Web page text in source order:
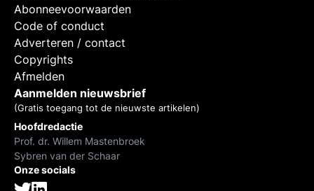
Abonneevoorwaarden
Code of conduct
Adverteren / contact
Copyrights
Afmelden
Aanmelden nieuwsbrief
(Gratis toegang tot de nieuwste artikelen)
Hoofdredactie
Prof. dr. Willem Mastenbroek
Sybren van der Schaar
Onze socials